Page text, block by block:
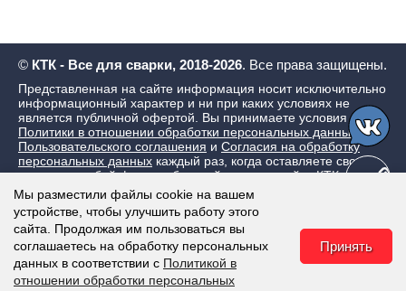
Мы разместили файлы cookie на вашем
устройстве, чтобы улучшить работу этого
сайта. Продолжая им пользоваться вы
соглашаетесь на обработку персональных
данных в соответствии с Политикой в
отношении обработки персональных
Принять
© КТК - Все для сварки, 2018-2026. Все права защищены.
Представленная на сайте информация носит исключительно
информационный характер и ни при каких условиях не
является публичной офертой. Вы принимаете условия
Политики в отношении обработки персональных данных ,
Пользовательского соглашения и Согласия на обработку
персональных данных каждый раз, когда оставляете свои
данные в любой форме обратной связи на сайте КТК - Все
для сварки